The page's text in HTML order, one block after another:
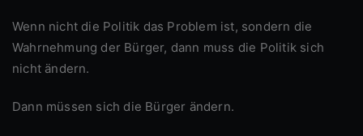
Wenn nicht die Politik das Problem ist, sondern die
Wahrnehmung der Bürger, dann muss die Politik sich
nicht ändern.
Dann müssen sich die Bürger ändern.